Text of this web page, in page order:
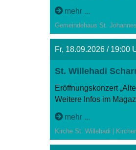
Rosenkavalier) und
mehr ...
Gemeindehaus St.
Fr, 18.09.2026 / 19:00
St. Willehadi
Eröffnungskonzert
Weitere Infos im
mehr ...
Kirche St. Willehadi |